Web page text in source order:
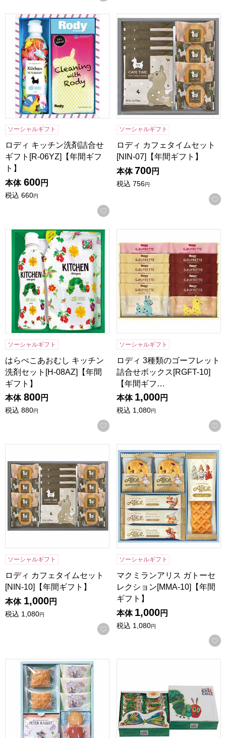
ロディ キッチン洗剤詰合せギフト[R-06YZ]【年間ギフト】
ソーシャルギフト
ロディ キッチン洗剤詰合せ
ギフト[R-06YZ]【年間ギフ
ト】
本体 600円
税込 660円
お気に入りに登録する
ロディ カフェタイムセット
ソーシャルギフト
ロディ カフェタイムセット
[NIN-07]【年間ギフト】
本体 700円
税込 756円
はらぺこあおむし キッチン洗剤セット[H-08AZ]【年間ギフ
ソーシャルギフト
はらぺこあおむし キッチン
洗剤セット[H-08AZ]【年間
ギフト】
本体 800円
税込 880円
お気に入りに登録する
ソーシャルギフト
ロディ 3種類のゴーフレット
詰合せボックス[RGFT-10]
【年間ギフ…
本体 1,000円
税込 1,080円
ロディ カフェタイムセット[NIN-10]【年間ギフト】
ソーシャルギフト
ロディ カフェタイムセット
[NIN-10]【年間ギフト】
本体 1,000円
税込 1,080円
お気に入りに登録する
マクミランアリス ガトーセ
ソーシャルギフト
マクミランアリス ガトーセ
レクション[MMA-10]【年間
ギフト】
本体 1,000円
税込 1,080円
ピーターラビット コーヒー＆スイーツギフト[PRG-10]【年